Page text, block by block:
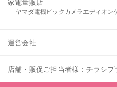
家電量販店
ヤマダ電機ビックカメラ エディオン
運営会社
店舗・販促ご担当者様：チラシ